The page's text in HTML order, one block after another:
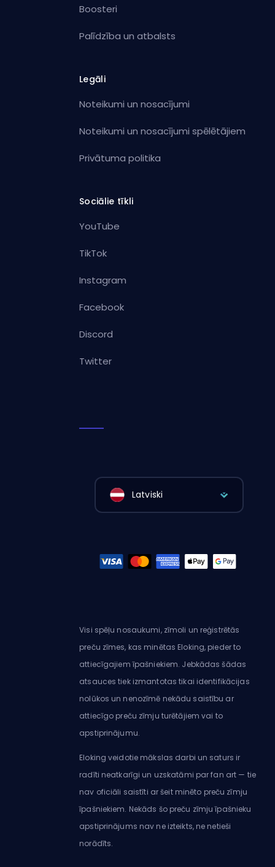
Boosteri
Palīdzība un atbalsts
Legāli
Noteikumi un nosacījumi
Noteikumi un nosacījumi spēlētājiem
Privātuma politika
Sociālie tīkli
YouTube
TikTok
Instagram
Facebook
Discord
Twitter
Latviski
Visi spēļu nosaukumi, zīmoli un reģistrētās
preču zīmes, kas minētas Eloking, pieder to
attiecīgajiem īpašniekiem. Jebkādas šādas
atsauces tiek izmantotas tikai identifikācijas
nolūkos un nenozīmē nekādu saistību ar
attiecīgo preču zīmju turētājiem vai to
apstiprinājumu.
Eloking veidotie mākslas darbi un saturs ir
radīti neatkarīgi un uzskatāmi par fan art — tie
nav oficiāli saistīti ar šeit minēto preču zīmju
īpašniekiem. Nekāds šo preču zīmju īpašnieku
apstiprinājums nav ne izteikts, ne netieši
norādīts.